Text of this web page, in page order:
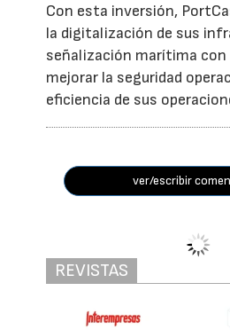
Con esta inversión,
la digitalización de sus
señalización marítima con
mejorar la seguridad
eficiencia de sus
ver/escribir
REVISTAS